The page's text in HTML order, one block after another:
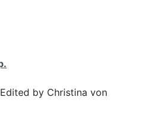
by Christina von